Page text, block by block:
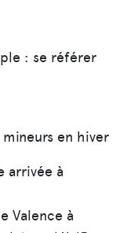
: se référer
en hiver
arrivée à
Valence à